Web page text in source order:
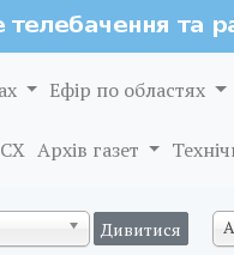
Ефір по областях
Архів газет